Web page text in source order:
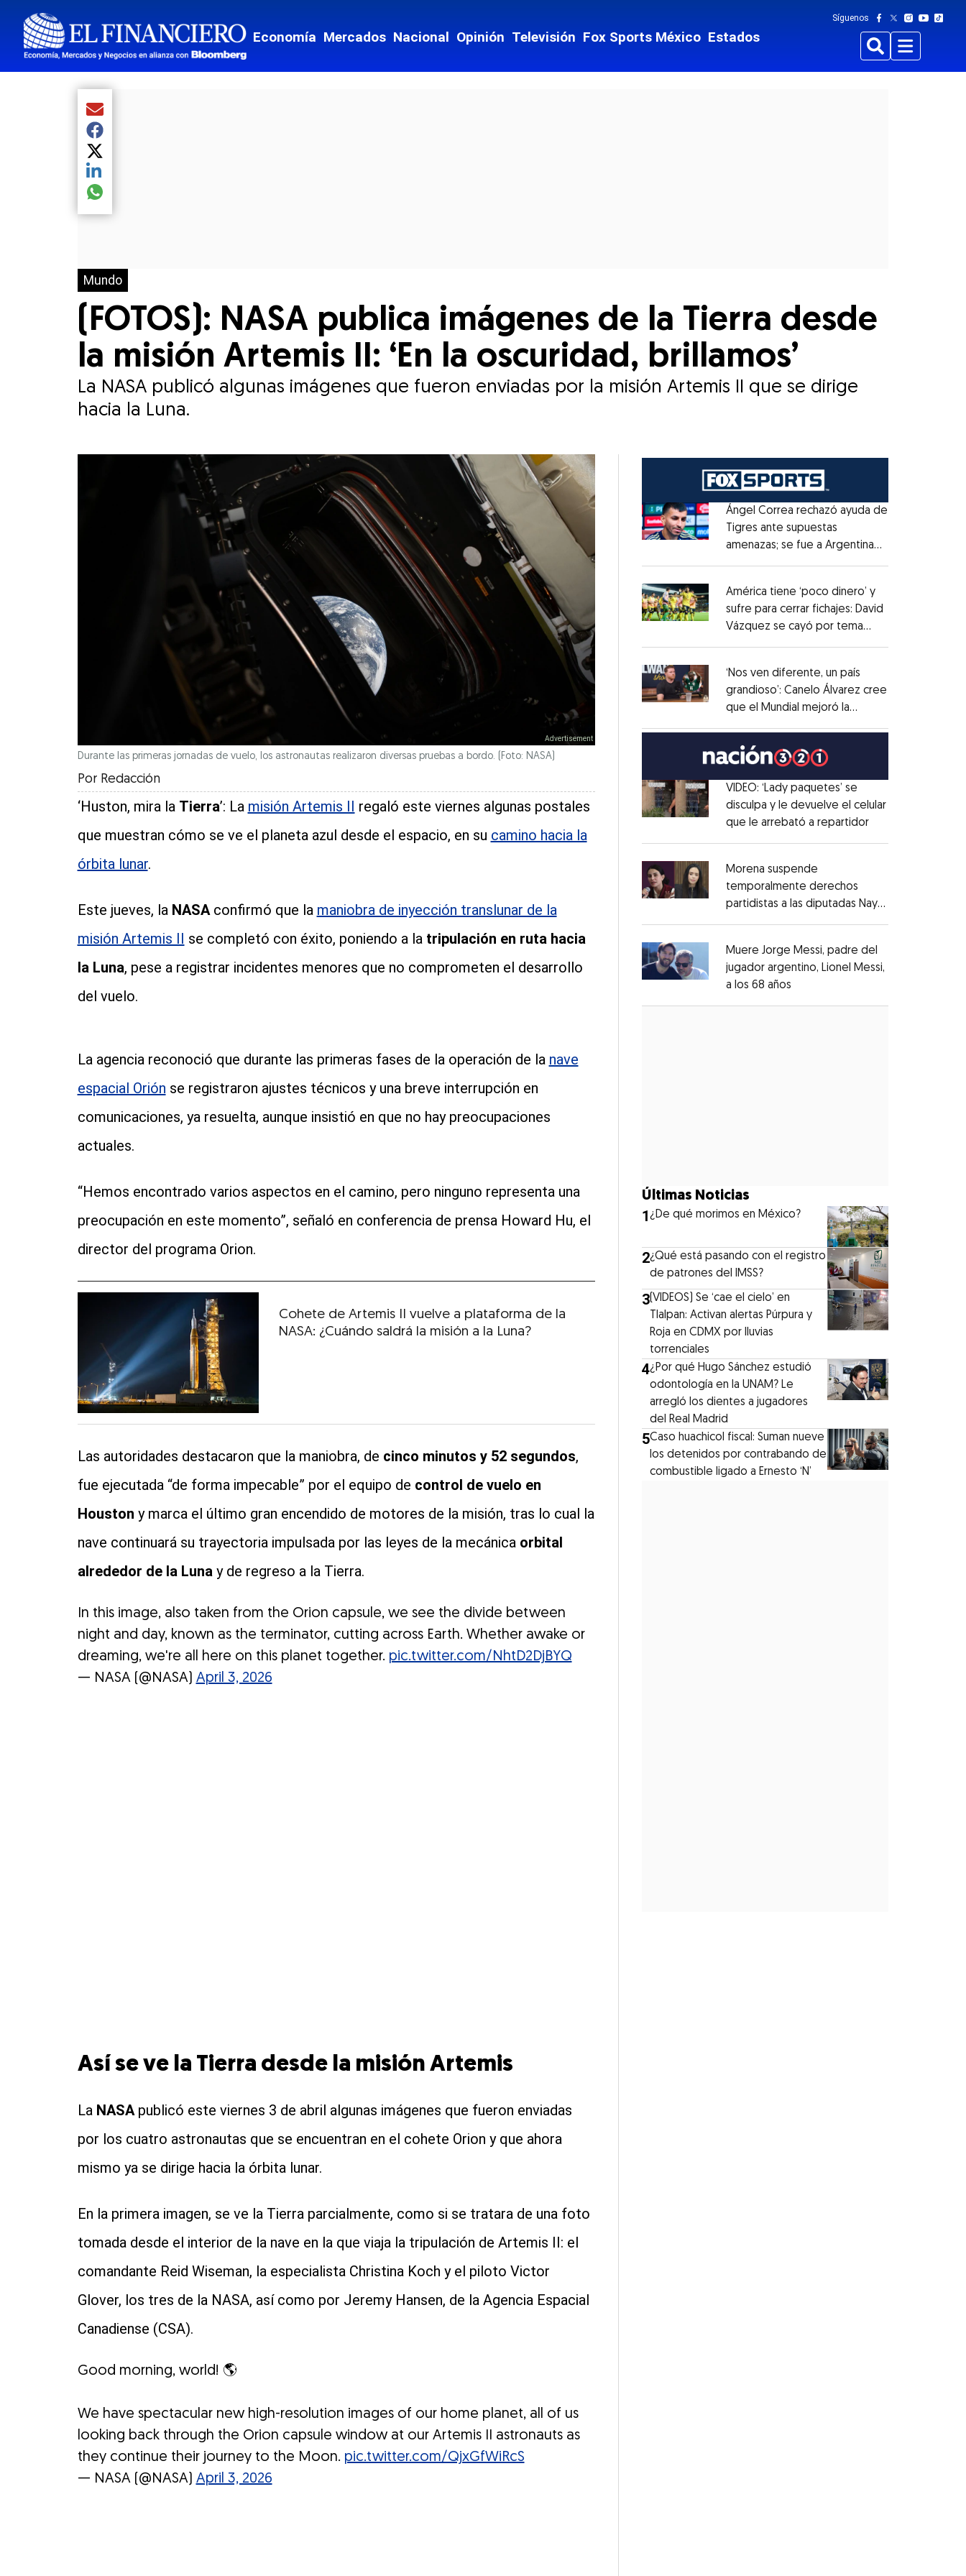
Economía Mercados Nacional Opinión Televisión Fox Sports México Estados
Síguenos
BuscarMenu
Mundo
(FOTOS): NASA publica imágenes de la Tierra desde
la misión Artemis II: ‘En la oscuridad, brillamos’
La NASA publicó algunas imágenes que fueron enviadas por la misión Artemis II que se dirige
hacia la Luna.
Compartir el artículo actual mediante Email
Compartir el artículo actual mediante Facebook
Compartir el artículo actual mediante Twitter
Compartir el artículo actual mediante LinkedIn
Compartir el artículo actual mediante global.social-whatsapp
Durante las primeras jornadas de vuelo, los astronautas realizaron diversas pruebas a bordo. (Foto: NASA)
Por Redacción
‘Huston, mira la Tierra’: La misión Artemis II regaló este viernes algunas postales
que muestran cómo se ve el planeta azul desde el espacio, en su camino hacia la
órbita lunar.
Este jueves, la NASAconfirmó que la maniobra de inyección translunar de la
misión Artemis II se completó con éxito, poniendo a latripulación en ruta hacia
la Luna, pese a registrar incidentes menores que no comprometen el desarrollo
del vuelo.
La agencia reconoció que durante las primeras fases de la operación de la nave
espacial Orión se registraron ajustes técnicos y una breve interrupción en
comunicaciones, ya resuelta, aunque insistió en que no hay preocupaciones
actuales.
“Hemos encontrado varios aspectos en el camino, pero ninguno representa una
preocupación en este momento”, señaló en conferencia de prensa Howard Hu, el
director del programa Orion.
Cohete de Artemis II vuelve a plataforma de la
NASA: ¿Cuándo saldrá la misión a la Luna?
Las autoridades destacaron que la maniobra, de cinco minutos y 52 segundos,
fue ejecutada “de forma impecable” por el equipo de control de vuelo en
Houston y marca el último gran encendido de motores de la misión, tras lo cual la
nave continuará su trayectoria impulsada por las leyes de la mecánica orbital
alrededor de la Lunay de regreso a la Tierra.
In this image, also taken from the Orion capsule, we see the divide between
night and day, known as the terminator, cutting across Earth. Whether awake or
dreaming, we're all here on this planet together. pic.twitter.com/NhtD2DjBYQ
— NASA (@NASA) April 3, 2026
Así se ve la Tierra desde la misión Artemis
La NASApublicó este viernes 3 de abril algunas imágenes que fueron enviadas
por los cuatro astronautas que se encuentran en el cohete Orion y que ahora
mismo ya se dirige hacia la órbita lunar.
En la primera imagen, se ve la Tierra parcialmente, como si se tratara de una foto
tomada desde el interior de la nave en la que viaja la tripulación de Artemis II: el
comandante Reid Wiseman, la especialista Christina Koch y el piloto Victor
Glover, los tres de la NASA, así como por Jeremy Hansen, de la Agencia Espacial
Canadiense (CSA).
Good morning, world! 🌎
We have spectacular new high-resolution images of our home planet, all of us
looking back through the Orion capsule window at our Artemis II astronauts as
they continue their journey to the Moon. pic.twitter.com/QjxGfWiRcS
— NASA (@NASA) April 3, 2026
Opens in new window
Ángel Correa rechazó ayuda de
Tigres ante supuestas
amenazas; se fue a Argentina
Opens in new window
América tiene ‘poco dinero’ y
sufre para cerrar fichajes: David
Vázquez se cayó por tema
Opens in new window
‘Nos ven diferente, un país
grandioso’: Canelo Álvarez cree
que el Mundial mejoró la
Opens in new window
VIDEO: ‘Lady paquetes’ se
disculpa y le devuelve el celular
que le arrebató a repartidorOpens in new
Opens in new window
Morena suspende
temporalmente derechos
partidistas a las diputadas Nay
Opens in new window
Muere Jorge Messi, padre del
jugador argentino, Lionel Messi,
a los 68 años
Últimas Noticias
1¿De qué morimos en México?
2¿Qué está pasando con el registro
de patrones del IMSS?
3 (VIDEOS) Se ‘cae el cielo’ en
Tlalpan: Activan alertas Púrpura y
Roja en CDMX por lluvias
torrenciales
4¿Por qué Hugo Sánchez estudió
odontología en la UNAM? Le
arregló los dientes a jugadores
del Real Madrid
5Caso huachicol fiscal: Suman nueve
los detenidos por contrabando de
combustible ligado a Ernesto ‘N’